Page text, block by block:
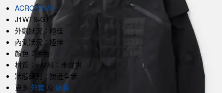
ACRONYM®
J1WTS-GT
外觀狀況：極佳
內側狀況：極佳
顏色：黑色
材質：- 材料：未提供
狀態級別：接近全新
更多 外套 及 服裝